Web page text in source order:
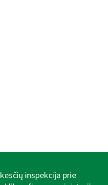
inspekcija prie